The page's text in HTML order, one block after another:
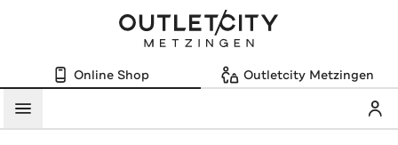
Online Shop Outletcity Metzingen
Menü